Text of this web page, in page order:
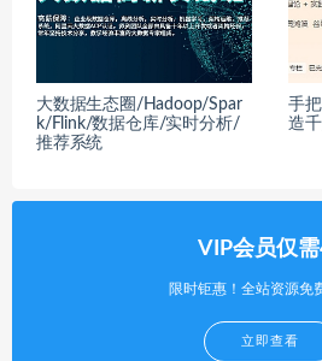
大数据生态圈/Hadoop/Spar
k/Flink/数据仓库/实时分析/
推荐系统
手
造
VIP会员仅
限时钜惠！全站资源免
立即查看